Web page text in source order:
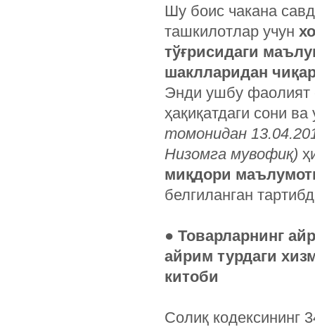
Шу боис чакана
ташкилотлар учун
тўғрисидаги
шаклларидан
Энди ушбу фаолият
ҳақиқатдаги сони
томонидан
Низомга мувофиқ)
миқдори
белгиланган
● Товарларнинг
айрим турдаги
китоби
Солиқ кодексининг